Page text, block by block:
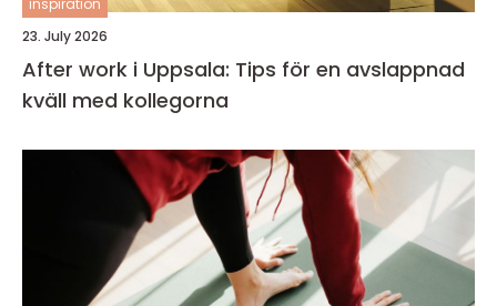
inspiration
23. July 2026
After work i Uppsala: Tips för en avslappnad
kväll med kollegorna